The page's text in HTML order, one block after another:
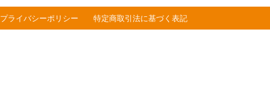
プライバシーポリシー 特定商取引法に基づく表記